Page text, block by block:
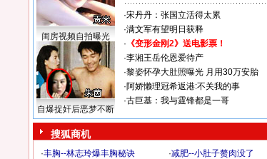
闺房视频自拍曝光
自爆捉奸后恶梦不断
·宋丹丹：张国立活得太累
·满文军有望明日获释
· 《变形金刚2》送电影票！
·李湘王岳伦恩爱待产
·黎姿怀孕大肚照曝光 月用30万安胎
·阿娇懒理冠希返港:不关我的事
·古巨基：我与霆锋都是一哥
搜狐商机
·丰胸--林志玲爆丰胸秘诀 ·减肥--小肚子赘肉没了